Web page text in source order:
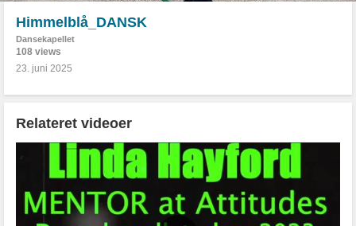
Himmelblå_DANSK
Dansekapellet
108 views
23. juni 2025
Relateret videoer